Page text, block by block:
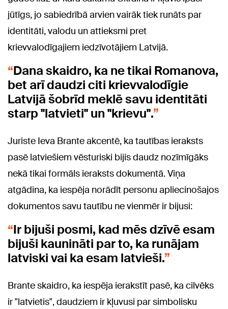
jūtīgs, jo sabiedrībā arvien vairāk tiek runāts par
identitāti, valodu un attieksmi pret
krievvalodīgajiem iedzīvotājiem Latvijā.
Dana skaidro, ka ne tikai Romanova,
bet arī daudzi citi krievvalodīgie
Latvijā šobrīd meklē savu identitāti
starp "latvieti" un "krievu".
Juriste Ieva Brante akcentē, ka tautības ieraksts
pasē latviešiem vēsturiski bijis daudz nozīmīgāks
nekā tikai formāls ieraksts dokumentā. Viņa
atgādina, ka iespēja norādīt personu apliecinošajos
dokumentos savu tautību ne vienmēr ir bijusi:
Ir bijuši posmi, kad mēs dzīvē esam
bijuši kaunināti par to, ka runājam
latviski vai ka esam latvieši.
Brante skaidro, ka iespēja ierakstīt pasē, ka cilvēks
ir "latvietis", daudziem ir kļuvusi par simbolisku